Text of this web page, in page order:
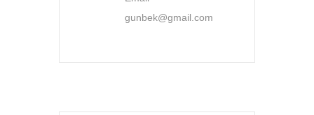
gunbek@gmail.com